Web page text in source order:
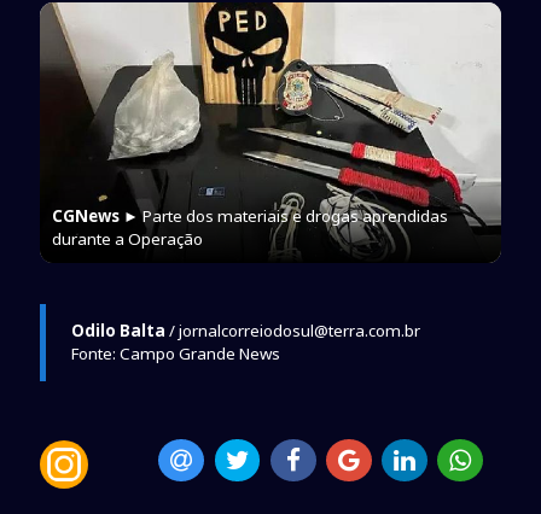
CGNews► Parte dos materiais e drogas aprendidas
durante a Operação
Odilo Balta / jornalcorreiodosul@terra.com.br
Fonte: Campo Grande News